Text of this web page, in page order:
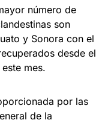
número de
son
y Sonora con el
desde el
mes.
por las
de la